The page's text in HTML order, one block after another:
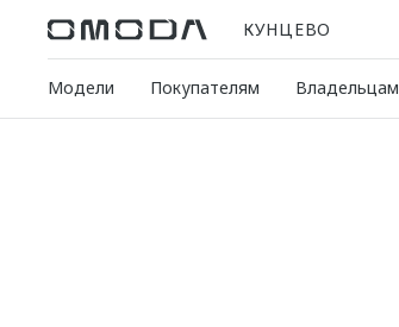
КУНЦЕВО
Модели Покупателям Владельцам